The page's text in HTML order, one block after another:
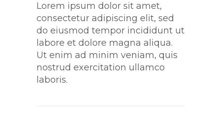
Lorem ipsum dolor sit amet,
consectetur adipiscing elit, sed
do eiusmod tempor incididunt ut
labore et dolore magna aliqua.
Ut enim ad minim veniam, quis
nostrud exercitation ullamco
laboris.